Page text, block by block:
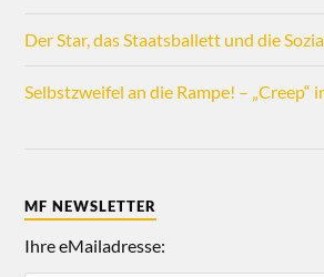
Der Star, das Staatsballett und die
Selbstzweifel an die Rampe! – „Creep“
MF NEWSLETTER
Ihre eMailadresse: